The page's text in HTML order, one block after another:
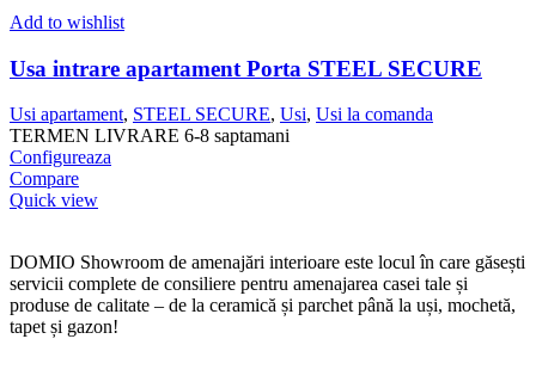
Add to wishlist
Usa intrare apartament Porta STEEL SECURE
Usi apartament, STEEL SECURE, Usi, Usi la comanda
TERMEN LIVRARE 6-8 saptamani
Configureaza
Compare
Quick view
DOMIO Showroom de amenajări interioare este locul în care găsești
servicii complete de consiliere pentru amenajarea casei tale și
produse de calitate – de la ceramică și parchet până la uși, mochetă,
tapet și gazon!